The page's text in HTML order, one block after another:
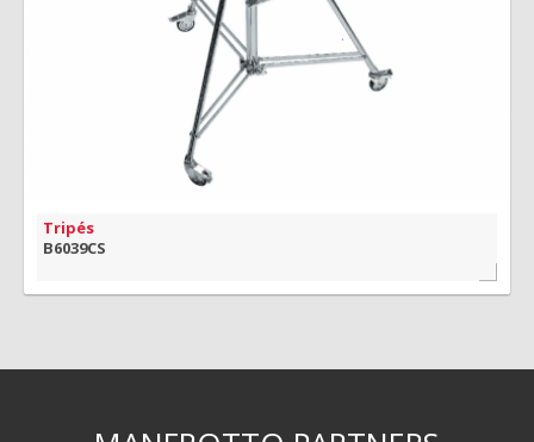
Tripés
B6039CS
VISÃO RÁPIDA